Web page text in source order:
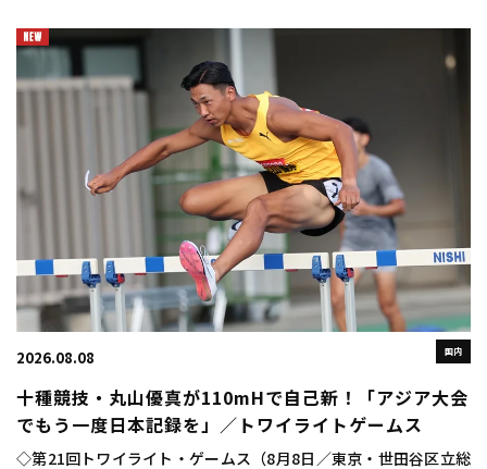
国内
2026.08.08
十種競技・丸山優真が110mHで自己新！「アジア大会
でもう一度日本記録を」／トワイライトゲームス
◇第21回トワイライト・ゲームス（8月8日／東京・世田谷区立総